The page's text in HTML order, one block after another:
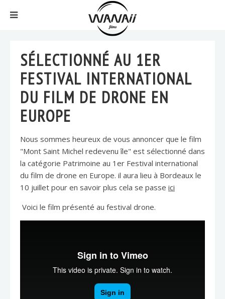
SÉLECTIONNÉ AU 1ER
FESTIVAL INTERNATIONAL
DU FILM DE DRONE EN
EUROPE
Nous sommes heureux de vous annoncer que le film
"Mont Saint Michel redevenu île" est sélectionné dans
la catégorie Patrimoine au 1er Festival international
du film de drone en Europe. il aura lieu à Bordeaux le
10 juillet pour en savoir plus cela se passe ici
Voici le film présenté au festival drone.